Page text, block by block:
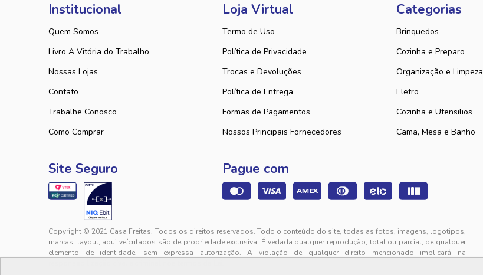
Institucional
Quem Somos
Livro A Vitória do Trabalho
Nossas Lojas
Contato
Trabalhe Conosco
Como Comprar
Loja Virtual
Termo de Uso
Política de Privacidade
Trocas e Devoluções
Política de Entrega
Formas de Pagamentos
Nossos Principais Fornecedores
Categorias
Brinquedos
Cozinha e Preparo
Organização e Limpeza
Eletro
Cozinha e Utensilios
Cama, Mesa e Banho
Site Seguro Pague com
Copyright © 2021 Casa Freitas. Todos os direitos reservados. Todo o conteúdo do site, todas as fotos, imagens, logotipos,
marcas, layout, aqui veículados são de propriedade exclusiva. É vedada qualquer reprodução, total ou parcial, de qualquer
elemento de identidade, sem expressa autorização. A violação de qualquer direito mencionado implicará na